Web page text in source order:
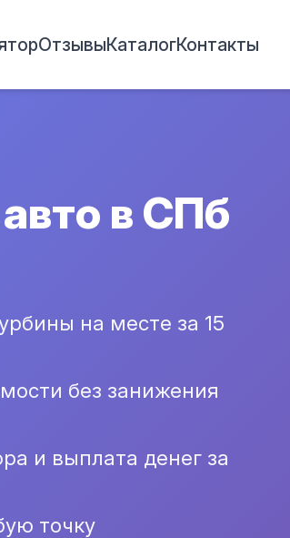
ОтзывыКаталогКонтакты
в СПб
на месте за 15
без занижения
и выплата денег за
точку